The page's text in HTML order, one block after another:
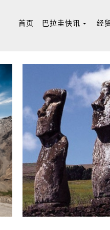
首页 巴拉圭快讯
Noticias
经
复
走进